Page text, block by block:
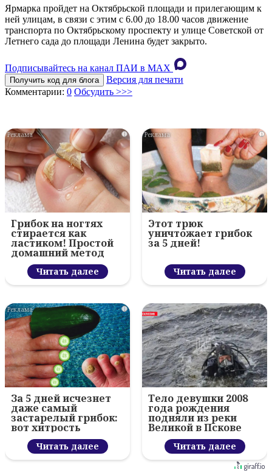
Ярмарка пройдет на Октябрьской площади и прилегающим к
ней улицам, в связи с этим с 6.00 до 18.00 часов движение
транспорта по Октябрьскому проспекту и улице Советской от
Летнего сада до площади Ленина будет закрыто.
Подписывайтесь на канал ПАИ в MAХ
Получить код для блога
Версия для печати
Комментарии: 0 Обсудить >>>
i
Грибок на ногтях
стирается как
ластиком! Простой
домашний метод
Читать далее
i
Этот трюк
уничтожает грибок
за 5 дней!
Читать далее
i
За 5 дней исчезнет
даже самый
застарелый грибок:
вот хитрость
Читать далее
Тело девушки 2008
года рождения
подняли из реки
Великой в Пскове
Читать далее